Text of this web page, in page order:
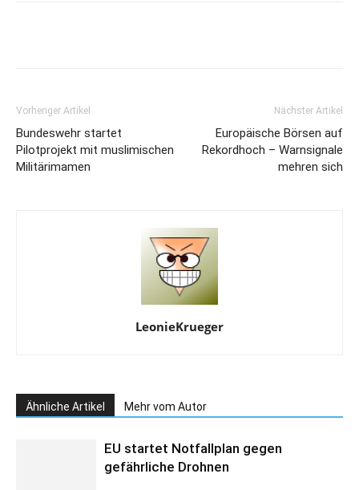
Vorheriger Artikel
Bundeswehr startet
Pilotprojekt mit muslimischen
Militärimamen
Nächster Artikel
Europäische Börsen auf
Rekordhoch – Warnsignale
mehren sich
LeonieKrueger
Ähnliche Artikel Mehr vom Autor
EU startet Notfallplan gegen
gefährliche Drohnen